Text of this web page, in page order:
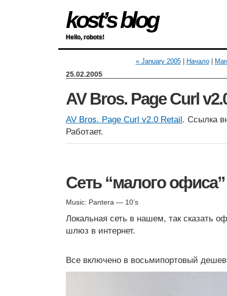
kost’s blog
Hello, robots!
« January 2005| Начало|
25.02.2005
AV Bros. Page Curl
AV Bros. Page Curl v2.0 Retail. Ссылка
Работает.
Сеть “малого офиса”
Music: Pantera — 10’s
Локальная сеть в нашем, так сказать
шлюз в интернет.
Все включено в восьмипортовый